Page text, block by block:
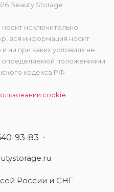
Beauty Storage
исключительно
вся информация носит
ни при каких условиях не
определяемой положениями
кодекса РФ
cookie.
93-83
России и СНГ